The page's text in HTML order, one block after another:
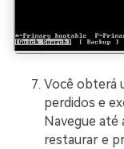
Você obterá
perdidos e
Navegue até
restaurar e